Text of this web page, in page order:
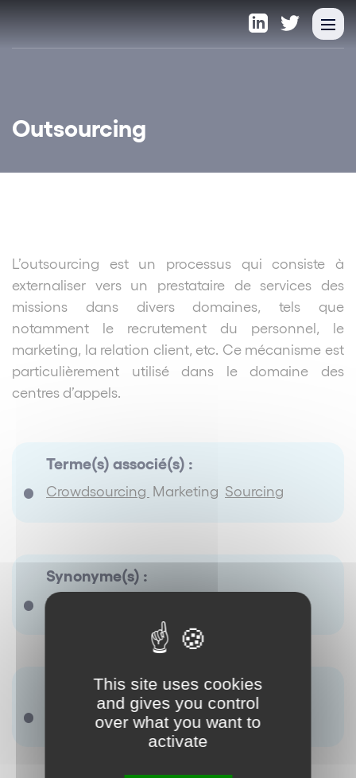
Outsourcing
L’outsourcing est un processus qui consiste à
externaliser vers un prestataire de services des
missions dans divers domaines, tels que
notamment le recrutement du personnel, le
marketing, la relation client, etc. Ce mécanisme est
particulièrement utilisé dans le domaine des
centres d’appels.
Terme(s) associé(s) :
Crowdsourcing Marketing Sourcing
Synonyme(s) :
Externalisation
Antonyme(s) :
Il ny a pas de terme renseigné.
This site uses cookies
and gives you control
over what you want to
activate